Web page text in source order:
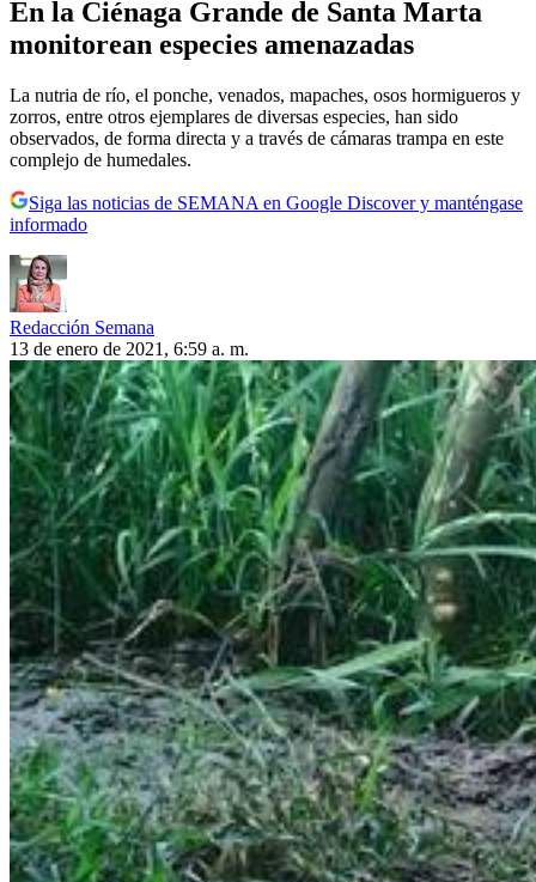
En la Ciénaga Grande de Santa Marta
monitorean especies amenazadas
La nutria de río, el ponche, venados, mapaches, osos hormigueros y
zorros, entre otros ejemplares de diversas especies, han sido
observados, de forma directa y a través de cámaras trampa en este
complejo de humedales.
Siga las noticias de SEMANA en Google Discover y manténgase
informado
Redacción Semana
13 de enero de 2021, 6:59 a. m.